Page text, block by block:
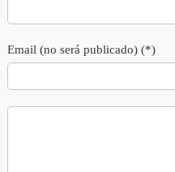
Email (no será publicado) (*)